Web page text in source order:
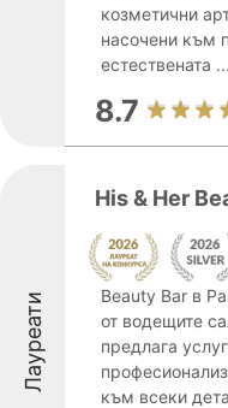
козметични
насочени към
естествената ...
8.7
Лауреати
His & Her
Beauty Bar в
от водещите
предлага
към всеки